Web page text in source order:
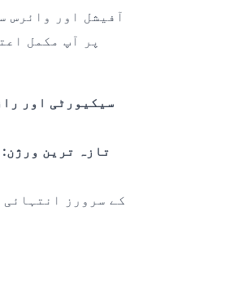
آفیشل اور وائرس
سیکیورٹی اور
تازہ ترین ورژن: